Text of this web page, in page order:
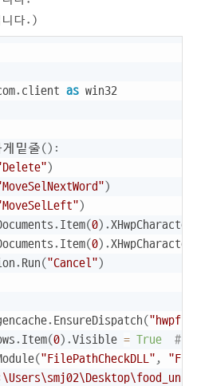
니다.)
. client as win32
밑줄() :
)
)
)
. Item(0) .
. Item(0) .
. Run("Cancel")
. EnsureDispatch(
. Item(0) .Visible = True
#
("FilePathCheckDLL" ,